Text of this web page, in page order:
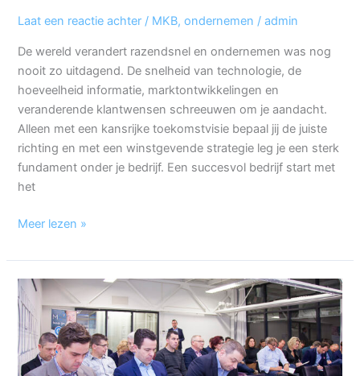
Laat een reactie achter / MKB,ondernemen /admin
De wereld verandert razendsnel en ondernemen was nog
nooit zo uitdagend. De snelheid van technologie, de
hoeveelheid informatie, marktontwikkelingen en
veranderende klantwensen schreeuwen om je aandacht.
Alleen met een kansrijke toekomstvisie bepaal jij de juiste
richting en met een winstgevende strategie leg je een sterk
fundament onder je bedrijf. Een succesvol bedrijf start met
het
Meer lezen »
Samen
investeren
in
leren
en